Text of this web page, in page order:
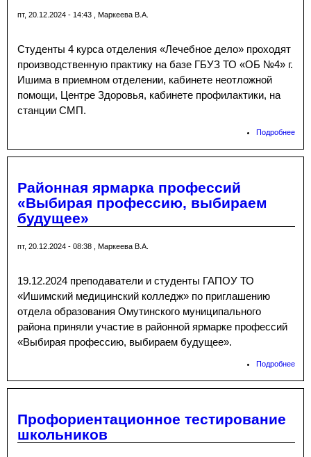
пт, 20.12.2024 - 14:43 Маркеева В.А.
Студенты 4 курса отделения «Лечебное дело» проходят
производственную практику на базе ГБУЗ ТО «ОБ №4» г.
Ишима в приемном отделении, кабинете неотложной
помощи, Центре Здоровья, кабинете профилактики, на
станции СМП.
Подробнее
Районная ярмарка профессий
«Выбирая профессию, выбираем
будущее»
пт, 20.12.2024 - 08:38 Маркеева В.А.
19.12.2024 преподаватели и студенты ГАПОУ ТО
«Ишимский медицинский колледж» по приглашению
отдела образования Омутинского муниципального
района приняли участие в районной ярмарке профессий
«Выбирая профессию, выбираем будущее».
Подробнее
Профориентационное тестирование
школьников